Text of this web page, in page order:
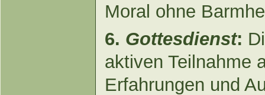
Moral ohne
6. Gottesdienst:
aktiven Teilnahme
Erfahrungen und